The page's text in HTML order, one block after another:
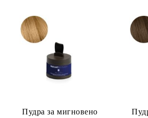
Пудра за мигновено